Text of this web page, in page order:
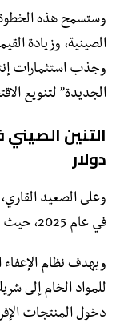
وستسمح هذه الخطوة
الصينية، وزيادة
وجذب استثمارات
الجديدة” لتنويع
دولار
​وعلى الصعيد
في عام 2025، حيث بلغ حجم التبادل التجاري
ويهدف نظام
للمواد الخام إلى
دخول المنتجات